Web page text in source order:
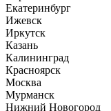
Екатеринбург
Ижевск
Иркутск
Казань
Калининград
Красноярск
Москва
Мурманск
Нижний Новогород